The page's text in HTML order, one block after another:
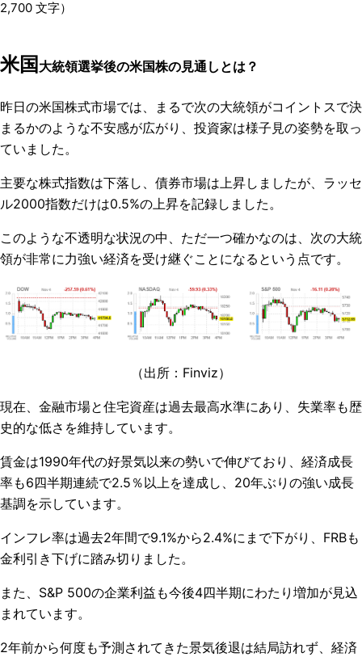
2,700 文字）
米国 大統領選挙後の米国株の見通しとは？
昨日の米国株式市場では、まるで次の大統領がコイントスで決
まるかのような不安感が広がり、投資家は様子見の姿勢を取っ
ていました。
主要な株式指数は下落し、債券市場は上昇しましたが、ラッセ
ル2000指数だけは0.5%の上昇を記録しました。
このような不透明な状況の中、ただ一つ確かなのは、次の大統
領が非常に力強い経済を受け継ぐことになるという点です。
（出所：Finviz）
現在、金融市場と住宅資産は過去最高水準にあり、失業率も歴
史的な低さを維持しています。
賃金は1990年代の好景気以来の勢いで伸びており、経済成長
率も6四半期連続で2.5％以上を達成し、20年ぶりの強い成長
基調を示しています。
インフレ率は過去2年間で9.1%から2.4%にまで下がり、FRBも
金利引き下げに踏み切りました。
また、S&P 500の企業利益も今後4四半期にわたり増加が見込
まれています。
2年前から何度も予測されてきた景気後退は結局訪れず、経済